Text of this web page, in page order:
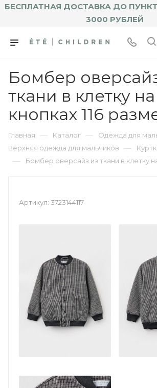
БЕСПЛАТНАЯ ДОСТАВКА ДО
3000 РУБЛЕЙ
Бомбер
ткани в клетку на
кнопках 116
Главная — Каталог — Одежда для
Верхняя одежда для мальчиков —
— Бомбер оверсайз из ткани в клетку
Артикул: 3723144117